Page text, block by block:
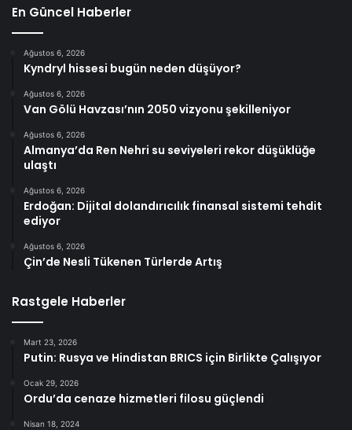
En Güncel Haberler
Ağustos 6, 2026
Kyndryl hissesi bugün neden düşüyor?
Ağustos 6, 2026
Van Gölü Havzası’nın 2050 vizyonu şekilleniyor
Ağustos 6, 2026
Almanya’da Ren Nehri su seviyeleri rekor düşüklüğe
ulaştı
Ağustos 6, 2026
Erdoğan: Dijital dolandırıcılık finansal sistemi tehdit
ediyor
Ağustos 6, 2026
Çin’de Nesli Tükenen Türlerde Artış
Rastgele Haberler
Mart 23, 2026
Putin: Rusya ve Hindistan BRICS için Birlikte Çalışıyor
Ocak 29, 2026
Ordu’da cenaze hizmetleri filosu güçlendi
Nisan 18, 2024